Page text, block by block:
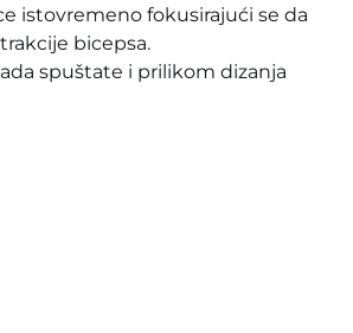
istovremeno fokusirajući se da
bicepsa.
spuštate i prilikom dizanja